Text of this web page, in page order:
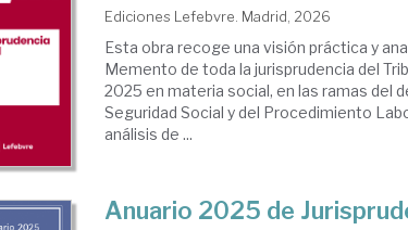
Ediciones Lefebvre. Madrid, 2026
Esta obra recoge una visión práctica y
Memento de toda la jurisprudencia del
2025 en materia social, en las ramas del
Seguridad Social y del Procedimiento
análisis de ...
Anuario 2025 de